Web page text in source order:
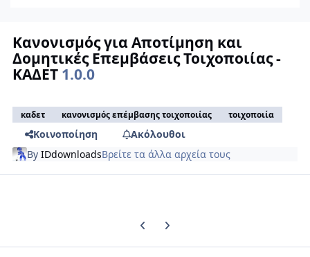
Κανονισμός για Αποτίμηση και
Δομητικές Επεμβάσεις Τοιχοποιίας -
ΚΑΔΕΤ 1.0.0
καδετ κανονισμός επέμβασης τοιχοποιίας τοιχοποιία
Κοινοποίηση
Ακόλουθοι
ByIDdownloadsΒρείτε τα άλλα αρχεία τους
Previous carousel slide
Next carousel slide